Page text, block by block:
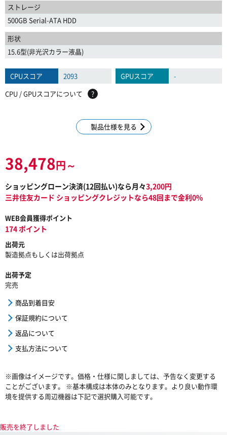
ストレージ
500GB Serial-ATA HDD
形状
15.6型(非光沢カラー液晶)
CPUスコア 2093 GPUスコア
-
CPU / GPUスコアについて
?
製品仕様を見る
38,478円～
ショッピングローン決済(12回払い)なら月々3,200円
三井住友カード ショッピングクレジットなら48回まで金利0%
WEB会員獲得ポイント
174 ポイント
出荷元
製造拠点もしくは出荷拠点
出荷予定
完売
商品到着目安
保証規約について
返品について
支払方法について
※画像はイメージです。価格・仕様に関しましては、予告なく変更する
ことがございます。 ※基本構成は本体のみとなります。より良い動作環
境を提供する周辺機器は下記で選択購入可能です。
販売を終了しました